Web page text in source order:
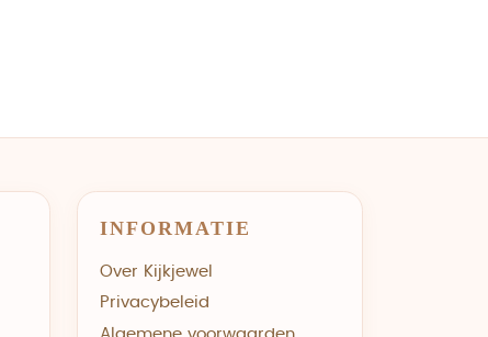
INFORMATIE
Over Kijkjewel
Privacybeleid